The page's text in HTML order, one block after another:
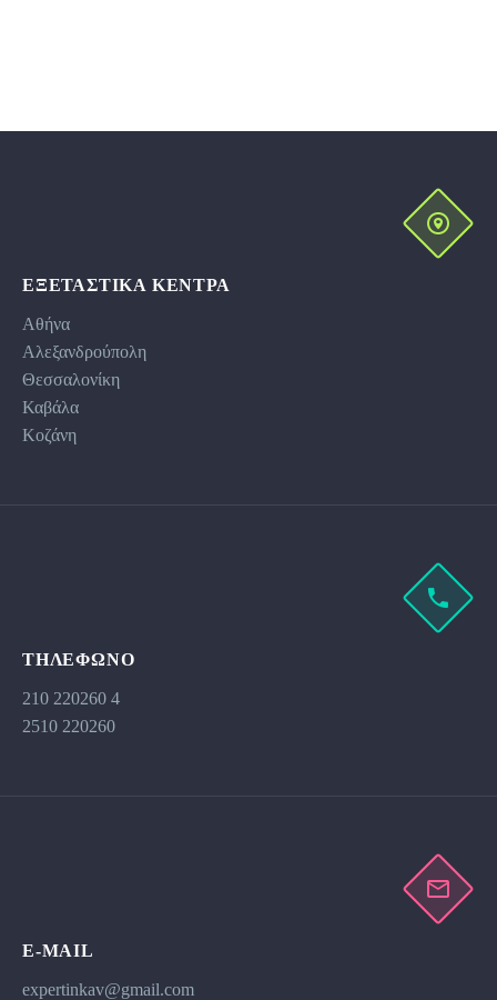
ΕΞΕΤΑΣΤΙΚΆ ΚΕΝΤΡΑ
Αθήνα
Αλεξανδρούπολη
Θεσσαλονίκη
Καβάλα
Κοζάνη
ΤΗΛΕΦΩΝΟ
210 220260 4
2510 220260
E-MAIL
expertinkav@gmail.com